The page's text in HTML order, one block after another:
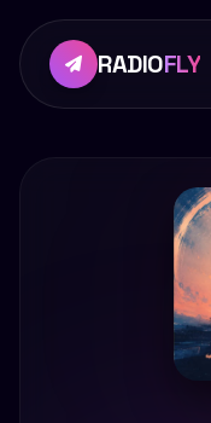
RADIOFLY